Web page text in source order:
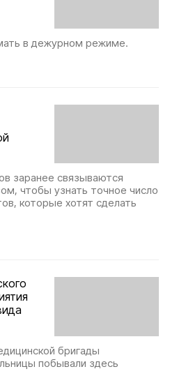
в дежурном режиме.
заранее связываются
чтобы узнать точное число
которые хотят сделать
бригады
побывали здесь